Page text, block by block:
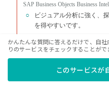
SAP Business Objects Business
○
ビジュアル分析に強く、
を得やすいです。
○
CloudやServerなど選択肢
やすいです。
SAPの定型帳票や配布を
かんたんな質問に答えるだけで、自
りのサービスをチェックすることがで
このサービスが